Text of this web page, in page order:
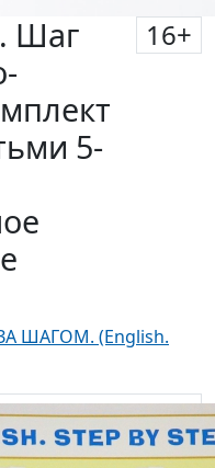
Шаг
5-
16+
ШАГОМ. (English.